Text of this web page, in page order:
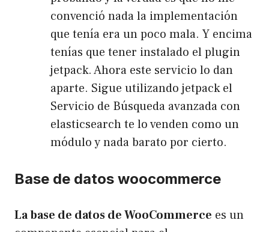
convenció nada la implementación
que tenía era un poco mala. Y encima
tenías que tener instalado el plugin
jetpack. Ahora este servicio lo dan
aparte. Sigue utilizando jetpack el
Servicio de Búsqueda avanzada con
elasticsearch te lo venden como un
módulo y nada barato por cierto.
Base de datos woocommerce
La base de datos de WooCommerce es un